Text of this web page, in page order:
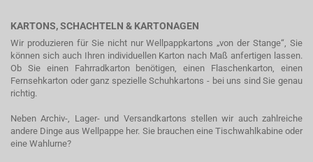
KARTONS, SCHACHTELN & KARTONAGEN
Wir produzieren für Sie nicht nur Wellpappkartons „von der Stange“, Sie
können sich auch Ihren individuellen Karton nach Maß anfertigen lassen.
Ob Sie einen Fahrradkarton benötigen, einen Flaschenkarton, einen
Fernsehkarton oder ganz spezielle Schuhkartons - bei uns sind Sie genau
richtig.
Neben Archiv-, Lager- und Versandkartons stellen wir auch zahlreiche
andere Dinge aus Wellpappe her. Sie brauchen eine Tischwahlkabine oder
eine Wahlurne?